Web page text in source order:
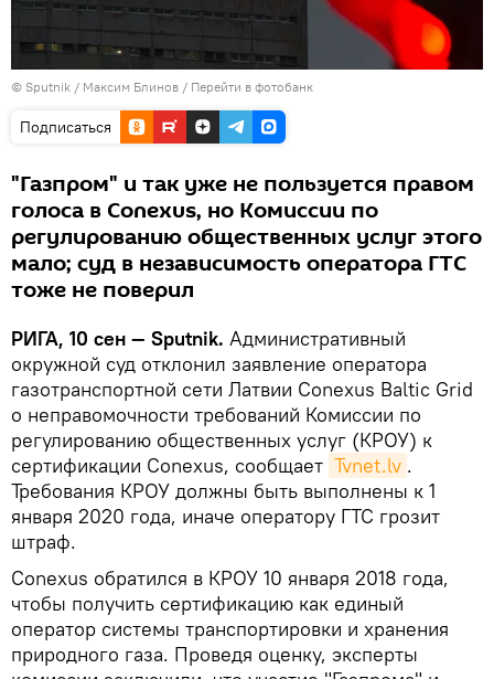
© Sputnik / Максим Блинов / Перейти в фотобанк
Подписаться
"Газпром" и так уже не пользуется правом
голоса в Conexus, но Комиссии по
регулированию общественных услуг этого
мало; суд в независимость оператора ГТС
тоже не поверил
РИГА, 10 сен — Sputnik. Административный
окружной суд отклонил заявление оператора
газотранспортной сети Латвии Conexus Baltic Grid
о неправомочности требований Комиссии по
регулированию общественных услуг (КРОУ) к
сертификации Conexus, сообщает Tvnet.lv .
Требования КРОУ должны быть выполнены к 1
января 2020 года, иначе оператору ГТС грозит
штраф.
Conexus обратился в КРОУ 10 января 2018 года,
чтобы получить сертификацию как единый
оператор системы транспортировки и хранения
природного газа. Проведя оценку, эксперты